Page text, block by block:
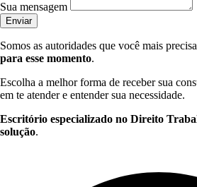
Sua mensagem
Enviar
Somos as autoridades que você mais
para esse momento.
Escolha a melhor forma de receber sua
em te atender e entender sua necessidade.
Escritório especializado no Direito
solução.